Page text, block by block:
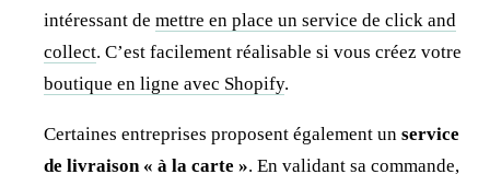
intéressant de mettre en place un service de click and
collect. C’est facilement réalisable si vous créez votre
boutique en ligne avec Shopify.
Certaines entreprises proposent également un service
de livraison « à la carte ». En validant sa commande,